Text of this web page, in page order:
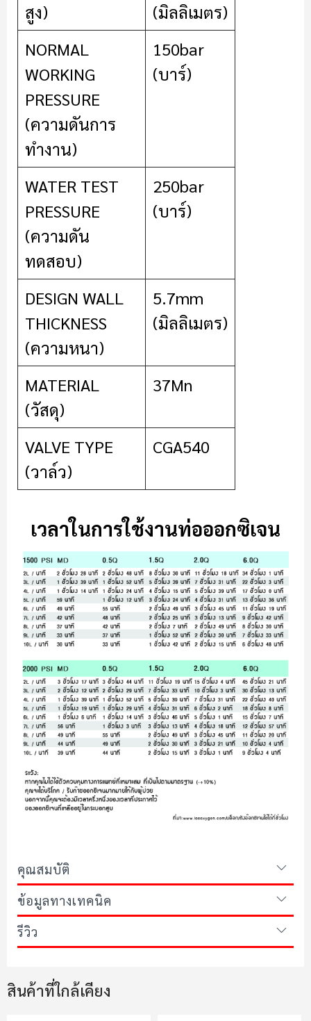
สูง)
(มิลลิเมตร)
NORMAL
WORKING
PRESSURE
(ความดันการ
ทำงาน)
150bar
(บาร์)
WATER TEST
PRESSURE
(ความดัน
ทดสอบ)
250bar
(บาร์)
DESIGN WALL
THICKNESS
(ความหนา)
5.7mm
(มิลลิเมตร)
MATERIAL
(วัสดุ)
37Mn
VALVE TYPE
(วาล์ว)
CGA540
เวลาในการใช้งานท่อออกซิเจน
คุณสมบัติ
ข้อมูลทางเทคนิค
รีวิว
สินค้าที่ใกล้เคียง